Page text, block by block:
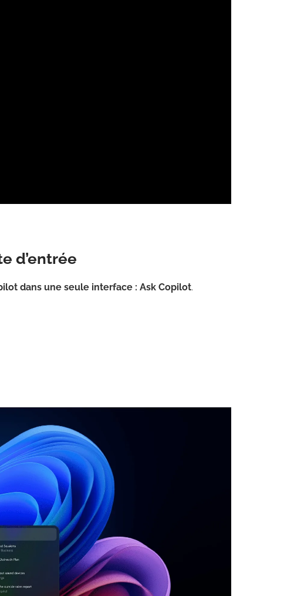
d’entrée
dans une seule interface : Ask Copilot.